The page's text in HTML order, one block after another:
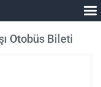
Otobüs Bileti